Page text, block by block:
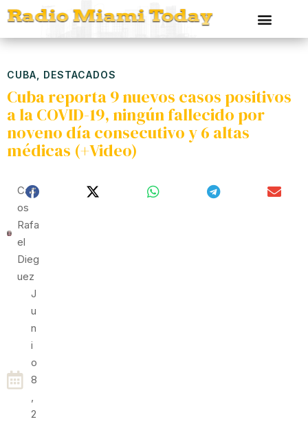
CUBA DESTACADOS
Cuba reporta 9 nuevos casos positivos
a la COVID-19, ningún fallecido por
noveno día consecutivo y 6 altas
médicas (+Video)
Carl
Os
Rafa
El
Dieg
Uez
J
U
N
I
O
8
,
2